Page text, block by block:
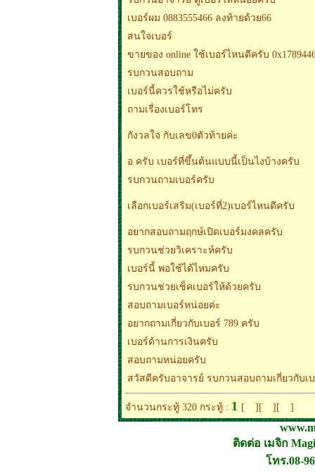
เบอร์ผม 0883555466 ลงท้ายด้วย66
สนใจเบอร์
ขายของ online ใช้เบอร์ไหนดีครับ
รบกวนสอบถาม
เบอร์นี้ควรใช้หรือไม่ครับ
ถามเรื่องเบอร์โทร
กังวลใจ กับเลข0ตัวท้ายค่ะ
อ ครับ เบอร์ที่ขึ้นต้นแบบนี้เป็นไงบ้างครับ
รบกวนถามเบอร์ครับ
เลือกเบอร์เสริม(เบอร์ที่2)เบอร์ไหนดีครับ
อยากสอบถามฤกษ์เปิดเบอร์มงคลครับ
รบกวนช่วยวิเคราะห์ครับ
เบอร์นี้ พอใช้ได้ไหมครับ
รบกวนช่วยเช็คเบอร์ให้ด้วยครับ
สอบถามเบอร์หน่อยค่ะ
อยากถามเกี่ยวกับเบอร์ 789 ครับ
เบอร์ด้านการเงินครับ
สอบถามหน่อยครับ
สวัสดีครับอาจารย์ รบกวนสอบถามเกี่ยวกับเ
จำนวนกระทู้ 320 กระทู้ : 1 [ 2 ][ 3 ][ 4 ]
ติดต่อ เมจิก
โทร.08-